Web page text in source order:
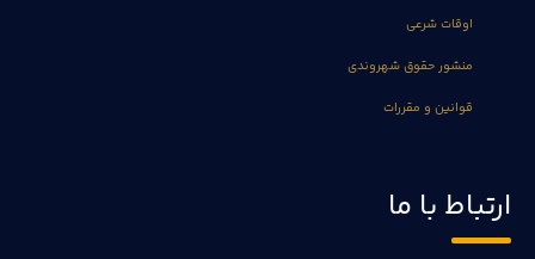
اوقات شرعی
منشور حقوق شهروندی
قوانین و مقررات
ارتباط با ما